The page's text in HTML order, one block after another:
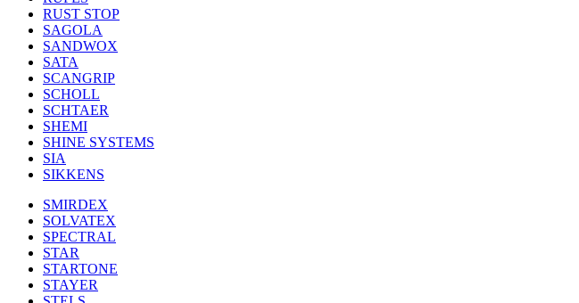
RUST STOP
SAGOLA
SANDWOX
SATA
SCANGRIP
SCHOLL
SCHTAER
SHEMI
SHINE SYSTEMS
SIA
SIKKENS
SMIRDEX
SOLVATEX
SPECTRAL
STAR
STARTONE
STAYER